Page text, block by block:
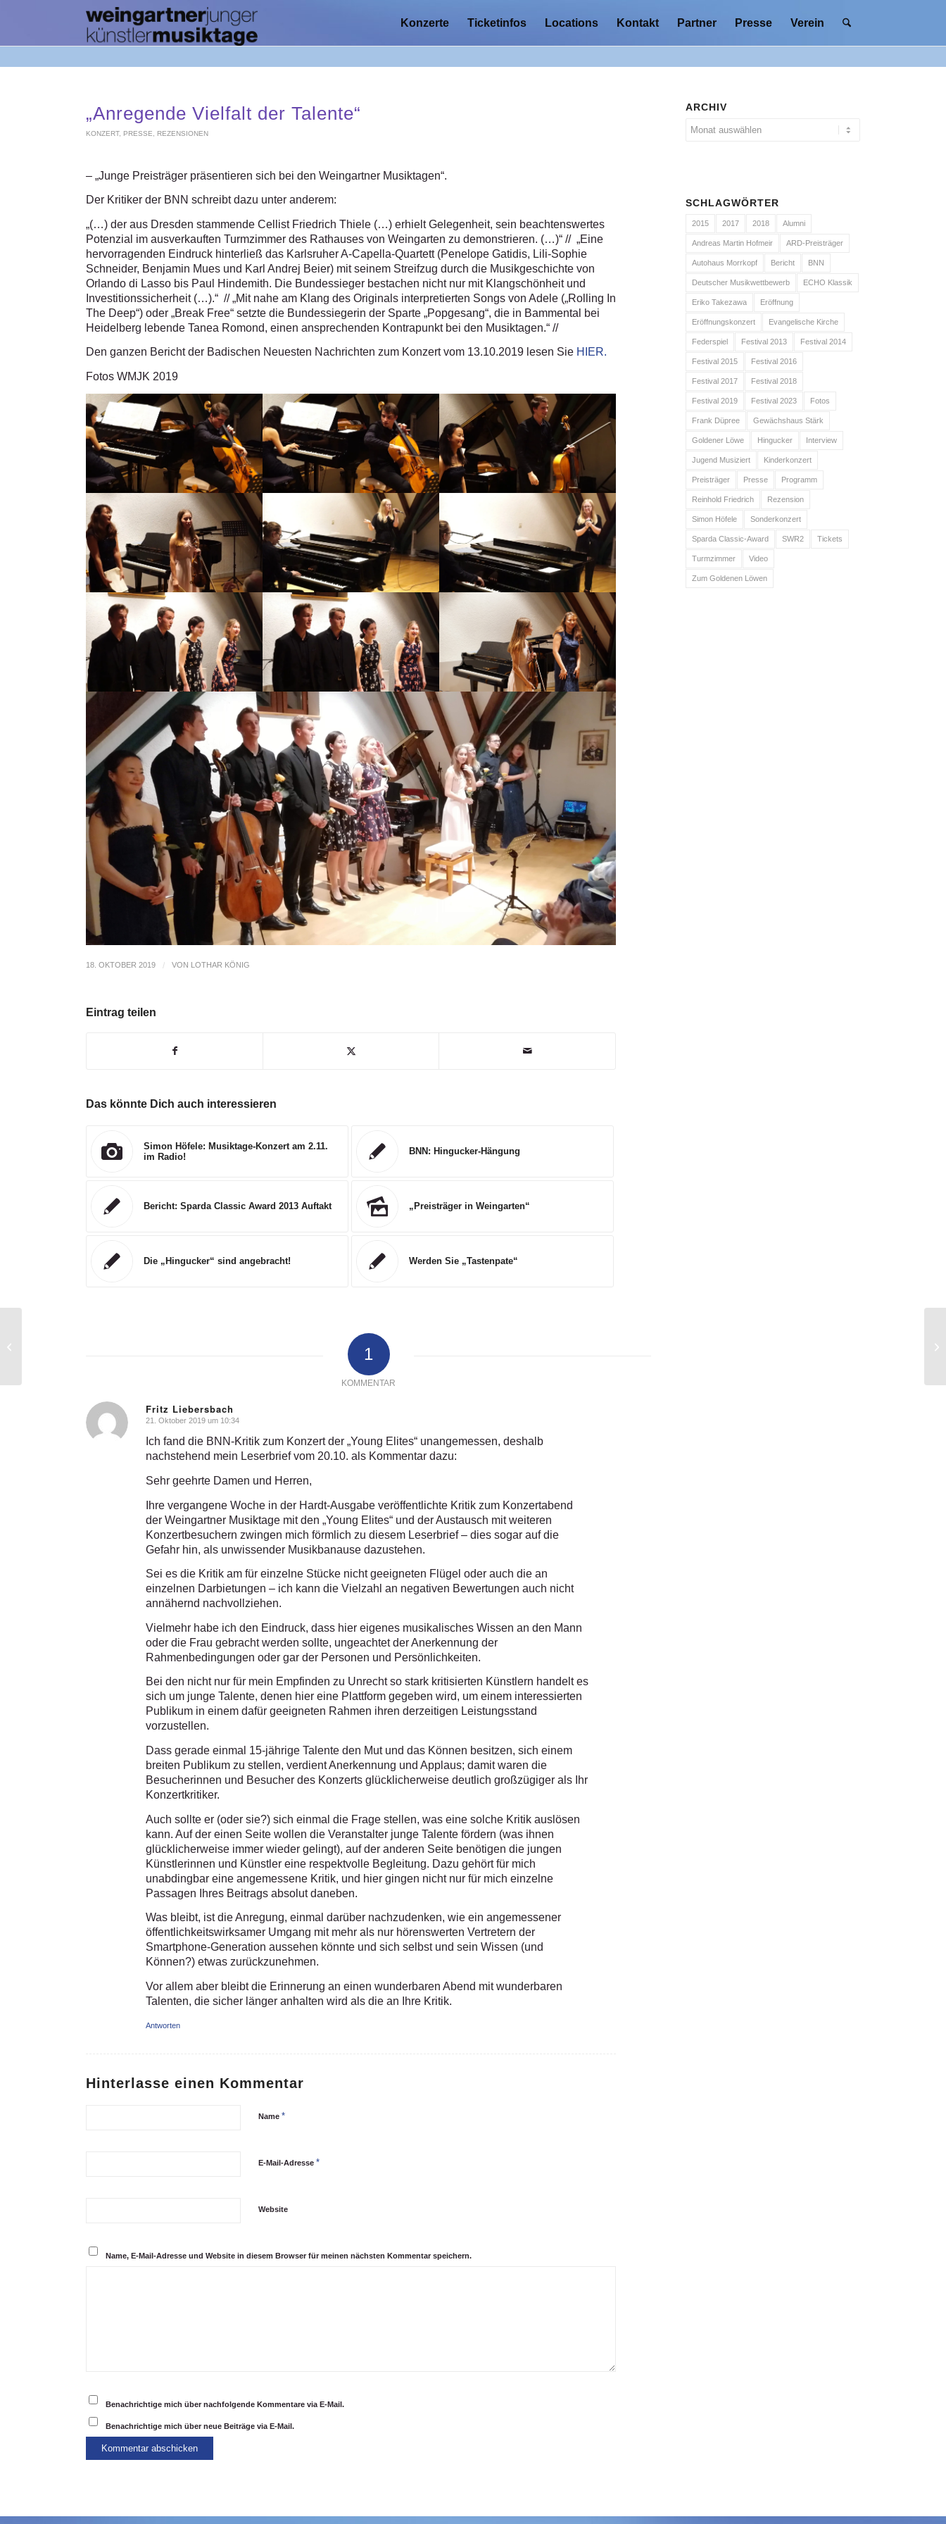
Konzerte Ticketinfos Locations Kontakt Partner Presse Verein
„Anregende Vielfalt der Talente“
KONZERT, PRESSE REZENSIONEN
– „Junge Preisträger präsentieren sich bei den Weingartner Musiktagen“.
Der Kritiker der BNN schreibt dazu unter anderem:
„(…) der aus Dresden stammende Cellist Friedrich Thiele (…) erhielt Gelegenheit, sein beachtenswertes
Potenzial im ausverkauften Turmzimmer des Rathauses von Weingarten zu demonstrieren. (…)“ // „Eine
hervorragenden Eindruck hinterließ das Karlsruher A-Capella-Quartett (Penelope Gatidis, Lili-Sophie
Schneider, Benjamin Mues und Karl Andrej Beier) mit seinem Streifzug durch die Musikgeschichte von
Orlando di Lasso bis Paul Hindemith. Die Bundessieger bestachen nicht nur mit Klangschönheit und
Investitionssicherheit (…).“ // „Mit nahe am Klang des Originals interpretierten Songs von Adele („Rolling In
The Deep“) oder „Break Free“ setzte die Bundessiegerin der Sparte „Popgesang“, die in Bammental bei
Heidelberg lebende Tanea Romond, einen ansprechenden Kontrapunkt bei den Musiktagen.“ //
Den ganzen Bericht der Badischen Neuesten Nachrichten zum Konzert vom 13.10.2019 lesen Sie HIER.
Fotos WMJK 2019
18. OKTOBER 2019 / VON LOTHAR KÖNIG
Eintrag teilen
Das könnte Dich auch interessieren
Simon Höfele: Musiktage-Konzert am 2.11.
im Radio!
BNN: Hingucker-Hängung
Bericht: Sparda Classic Award 2013 Auftakt „Preisträger in Weingarten“
Die „Hingucker“ sind angebracht! Werden Sie „Tastenpate“
1
KOMMENTAR
Fritz Liebersbach
sagte:
21. Oktober 2019 um 10:34
Ich fand die BNN-Kritik zum Konzert der „Young Elites“ unangemessen, deshalb
nachstehend mein Leserbrief vom 20.10. als Kommentar dazu:
Sehr geehrte Damen und Herren,
Ihre vergangene Woche in der Hardt-Ausgabe veröffentlichte Kritik zum Konzertabend
der Weingartner Musiktage mit den „Young Elites“ und der Austausch mit weiteren
Konzertbesuchern zwingen mich förmlich zu diesem Leserbrief – dies sogar auf die
Gefahr hin, als unwissender Musikbanause dazustehen.
Sei es die Kritik am für einzelne Stücke nicht geeigneten Flügel oder auch die an
einzelnen Darbietungen – ich kann die Vielzahl an negativen Bewertungen auch nicht
annähernd nachvollziehen.
Vielmehr habe ich den Eindruck, dass hier eigenes musikalisches Wissen an den Mann
oder die Frau gebracht werden sollte, ungeachtet der Anerkennung der
Rahmenbedingungen oder gar der Personen und Persönlichkeiten.
Bei den nicht nur für mein Empfinden zu Unrecht so stark kritisierten Künstlern handelt es
sich um junge Talente, denen hier eine Plattform gegeben wird, um einem interessierten
Publikum in einem dafür geeigneten Rahmen ihren derzeitigen Leistungsstand
vorzustellen.
Dass gerade einmal 15-jährige Talente den Mut und das Können besitzen, sich einem
breiten Publikum zu stellen, verdient Anerkennung und Applaus; damit waren die
Besucherinnen und Besucher des Konzerts glücklicherweise deutlich großzügiger als Ihr
Konzertkritiker.
Auch sollte er (oder sie?) sich einmal die Frage stellen, was eine solche Kritik auslösen
kann. Auf der einen Seite wollen die Veranstalter junge Talente fördern (was ihnen
glücklicherweise immer wieder gelingt), auf der anderen Seite benötigen die jungen
Künstlerinnen und Künstler eine respektvolle Begleitung. Dazu gehört für mich
unabdingbar eine angemessene Kritik, und hier gingen nicht nur für mich einzelne
Passagen Ihres Beitrags absolut daneben.
Was bleibt, ist die Anregung, einmal darüber nachzudenken, wie ein angemessener
öffentlichkeitswirksamer Umgang mit mehr als nur hörenswerten Vertretern der
Smartphone-Generation aussehen könnte und sich selbst und sein Wissen (und
Können?) etwas zurückzunehmen.
Vor allem aber bleibt die Erinnerung an einen wunderbaren Abend mit wunderbaren
Talenten, die sicher länger anhalten wird als die an Ihre Kritik.
Antworten
Hinterlasse einen Kommentar
Name *
E-Mail-Adresse *
Website
Name, E-Mail-Adresse und Website in diesem Browser für meinen nächsten Kommentar speichern.
Benachrichtige mich über nachfolgende Kommentare via E-Mail.
Benachrichtige mich über neue Beiträge via E-Mail.
ARCHIV
SCHLAGWÖRTER
2015 2017 2018 Alumni
Andreas Martin Hofmeir ARD-Preisträger
Autohaus Morrkopf Bericht BNN
Deutscher Musikwettbewerb ECHO Klassik
Eriko Takezawa Eröffnung
Eröffnungskonzert Evangelische Kirche
Federspiel Festival 2013 Festival 2014
Festival 2015 Festival 2016
Festival 2017 Festival 2018
Festival 2019 Festival 2023 Fotos
Frank Düpree Gewächshaus Stärk
Goldener Löwe Hingucker Interview
Jugend Musiziert Kinderkonzert
Preisträger Presse Programm
Reinhold Friedrich Rezension
Simon Höfele Sonderkonzert
Sparda Classic-Award SWR2 Tickets
Turmzimmer Video
Zum Goldenen Löwen